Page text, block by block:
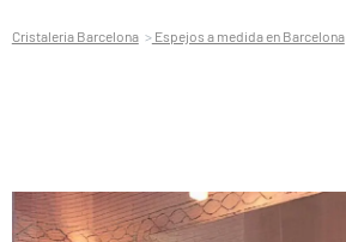
Cristaleria Barcelona Espejos a medida en Barcelona